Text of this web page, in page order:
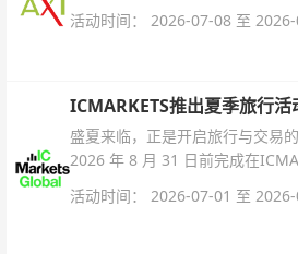
活动时间： 2026-07-08 至
ICMARKETS推出夏季旅行活
盛夏来临，正是开启旅行与交易
2026 年 8 月 31 日前完成在
活动时间： 2026-07-01 至 2026-